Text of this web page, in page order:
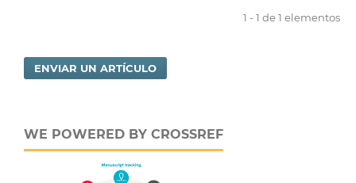
1 - 1 de 1 elementos
ENVIAR UN ARTÍCULO
WE POWERED BY CROSSREF